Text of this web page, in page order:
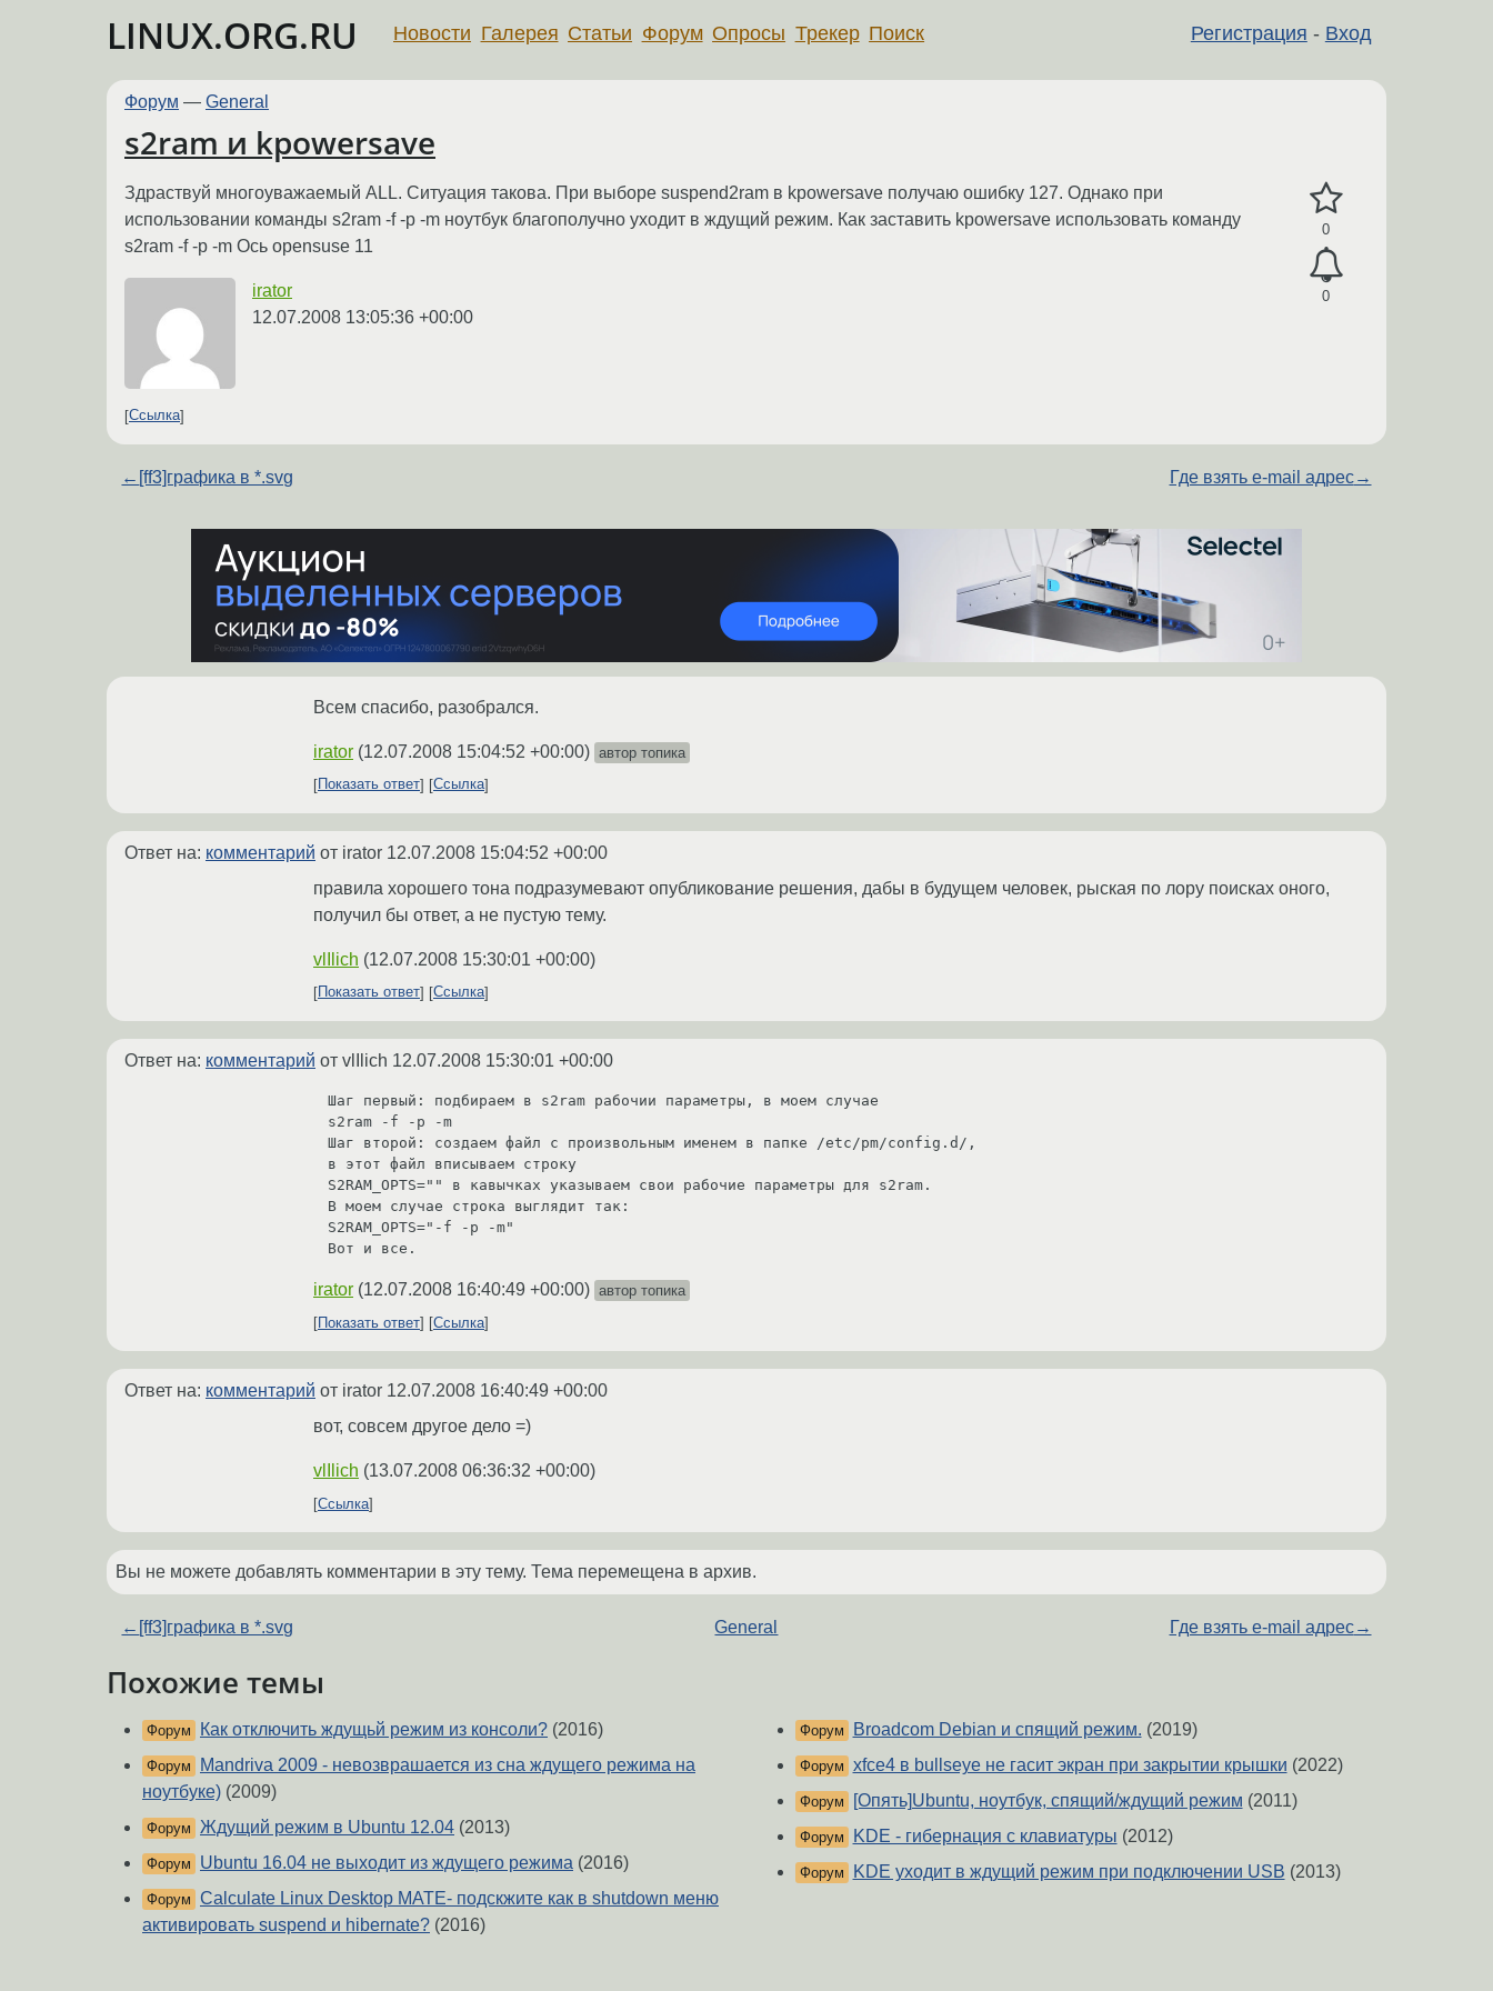
LINUX.ORG.RU Регистрация - Вход
Новости Галерея Статьи Форум Опросы Трекер Поиск
Форум — General
s2ram и kpowersave
0
0
Здраствуй многоуважаемый ALL. Ситуация такова. При выборе suspend2ram в kpowersave получаю ошибку 127. Однако при
использовании команды s2ram -f -p -m ноутбук благополучно уходит в ждущий режим. Как заставить kpowersave использовать команду
s2ram -f -p -m Ось opensuse 11
irator
12.07.2008 13:05:36 +00:00
Ссылка
← [ff3]графика в *.svg Где взять e-mail адрес→
Всем спасибо, разобрался.
irator (12.07.2008 15:04:52 +00:00) автор топика
Показать ответ
Ссылка
Ответ на: комментарий от irator 12.07.2008 15:04:52 +00:00
правила хорошего тона подразумевают опубликование решения, дабы в будущем человек, рыская по лору поисках оного,
получил бы ответ, а не пустую тему.
vlIlich (12.07.2008 15:30:01 +00:00)
Показать ответ Ссылка
Ответ на: комментарий от vlIlich 12.07.2008 15:30:01 +00:00
Шаг первый: подбираем в s2ram рабочии параметры, в моем случае
s2ram -f -p -m
Шаг второй: создаем файл с произвольным именем в папке /etc/pm/config.d/,
в этот файл вписываем строку
S2RAM_OPTS="" в кавычках указываем свои рабочие параметры для s2ram.
В моем случае строка выглядит так:
S2RAM_OPTS="-f -p -m"
irator (12.07.2008 16:40:49 +00:00) автор топика
Показать ответ
Ссылка
Ответ на: комментарий от irator 12.07.2008 16:40:49 +00:00
вот, совсем другое дело =)
vlIlich (13.07.2008 06:36:32 +00:00)
Ссылка
Вы не можете добавлять комментарии в эту тему. Тема перемещена в архив.
← [ff3]графика в *.svg General Где взять e-mail адрес→
Похожие темы
Форум Как отключить ждущьй режим из консоли? (2016)
Форум
Mandriva 2009 - невозврашается из сна ждущего режима на
ноутбуке) (2009)
Форум Ждущий режим в Ubuntu 12.04 (2013)
Форум Ubuntu 16.04 не выходит из ждущего режима (2016)
Форум Calculate Linux Desktop MATE- подскжите как в shutdown меню
активировать suspend и hibernate? (2016)
Форум Broadcom Debian и спящий режим. (2019)
Форум xfce4 в bullseye не гасит экран при закрытии крышки (2022)
Форум [Опять]Ubuntu, ноутбук, спящий/ждущий режим (2011)
Форум KDE - гибернация с клавиатуры (2012)
Форум KDE уходит в ждущий режим при подключении USB (2013)